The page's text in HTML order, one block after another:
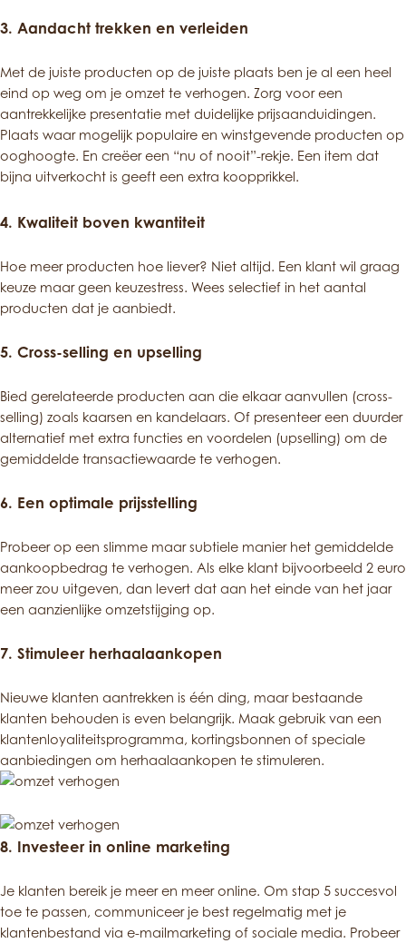
3. Aandacht trekken en verleiden
Met de juiste producten op de juiste plaats ben je al een heel
eind op weg om je omzet te verhogen. Zorg voor een
aantrekkelijke presentatie met duidelijke prijsaanduidingen.
Plaats waar mogelijk populaire en winstgevende producten op
ooghoogte. En creëer een “nu of nooit”-rekje. Een item dat
bijna uitverkocht is geeft een extra koopprikkel.
4. Kwaliteit boven kwantiteit
Hoe meer producten hoe liever? Niet altijd. Een klant wil graag
keuze maar geen keuzestress. Wees selectief in het aantal
producten dat je aanbiedt.
5. Cross-selling en upselling
Bied gerelateerde producten aan die elkaar aanvullen (cross-
selling) zoals kaarsen en kandelaars. Of presenteer een duurder
alternatief met extra functies en voordelen (upselling) om de
gemiddelde transactiewaarde te verhogen.
6. Een optimale prijsstelling
Probeer op een slimme maar subtiele manier het gemiddelde
aankoopbedrag te verhogen. Als elke klant bijvoorbeeld 2 euro
meer zou uitgeven, dan levert dat aan het einde van het jaar
een aanzienlijke omzetstijging op.
7. Stimuleer herhaalaankopen
Nieuwe klanten aantrekken is één ding, maar bestaande
klanten behouden is even belangrijk. Maak gebruik van een
klantenloyaliteitsprogramma, kortingsbonnen of speciale
aanbiedingen om herhaalaankopen te stimuleren.
8. Investeer in online marketing
Je klanten bereik je meer en meer online. Om stap 5 succesvol
toe te passen, communiceer je best regelmatig met je
klantenbestand via e-mailmarketing of sociale media. Probeer